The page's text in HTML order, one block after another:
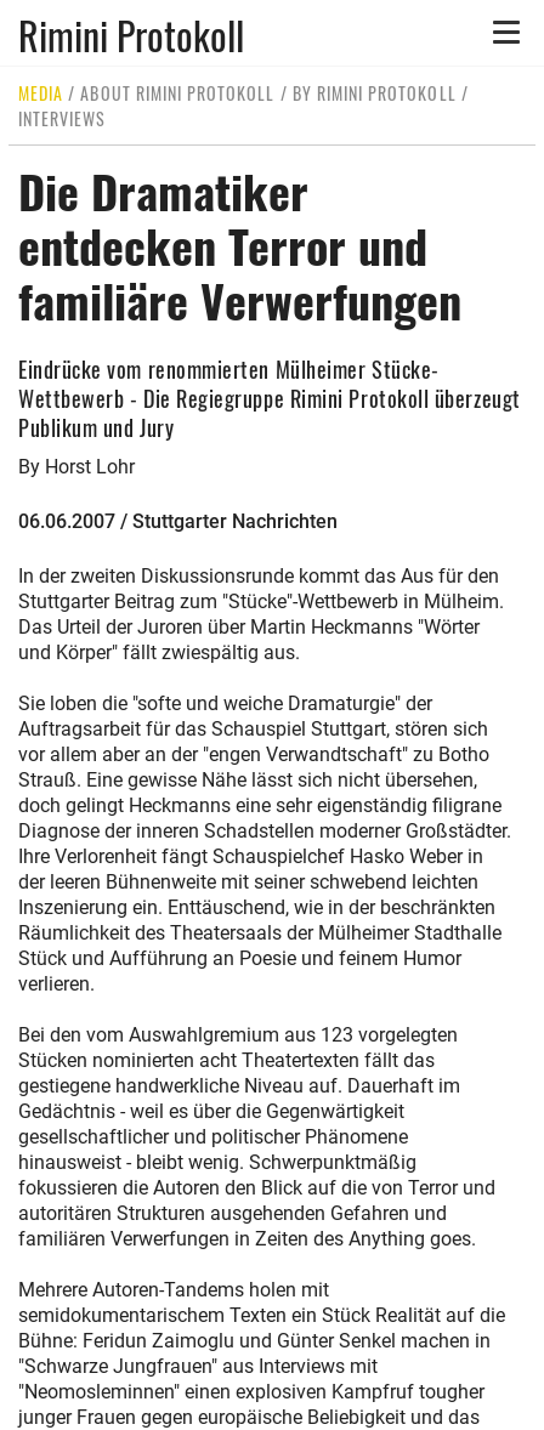
Toggle
Rimini Protokoll
MEDIA /ABOUT RIMINI PROTOKOLL / BY RIMINI PROTOKOLL /
INTERVIEWS
Die Dramatiker
entdecken Terror und
familiäre Verwerfungen
Eindrücke vom renommierten Mülheimer Stücke-
Wettbewerb - Die Regiegruppe Rimini Protokoll überzeugt
Publikum und Jury
By Horst Lohr
06.06.2007 / Stuttgarter Nachrichten
In der zweiten Diskussionsrunde kommt das Aus für den
Stuttgarter Beitrag zum "Stücke"-Wettbewerb in Mülheim.
Das Urteil der Juroren über Martin Heckmanns "Wörter
und Körper" fällt zwiespältig aus.
Sie loben die "softe und weiche Dramaturgie" der
Auftragsarbeit für das Schauspiel Stuttgart, stören sich
vor allem aber an der "engen Verwandtschaft" zu Botho
Strauß. Eine gewisse Nähe lässt sich nicht übersehen,
doch gelingt Heckmanns eine sehr eigenständig filigrane
Diagnose der inneren Schadstellen moderner Großstädter.
Ihre Verlorenheit fängt Schauspielchef Hasko Weber in
der leeren Bühnenweite mit seiner schwebend leichten
Inszenierung ein. Enttäuschend, wie in der beschränkten
Räumlichkeit des Theatersaals der Mülheimer Stadthalle
Stück und Aufführung an Poesie und feinem Humor
verlieren.
Bei den vom Auswahlgremium aus 123 vorgelegten
Stücken nominierten acht Theatertexten fällt das
gestiegene handwerkliche Niveau auf. Dauerhaft im
Gedächtnis - weil es über die Gegenwärtigkeit
gesellschaftlicher und politischer Phänomene
hinausweist - bleibt wenig. Schwerpunktmäßig
fokussieren die Autoren den Blick auf die von Terror und
autoritären Strukturen ausgehenden Gefahren und
familiären Verwerfungen in Zeiten des Anything goes.
Mehrere Autoren-Tandems holen mit
semidokumentarischem Texten ein Stück Realität auf die
Bühne: Feridun Zaimoglu und Günter Senkel machen in
"Schwarze Jungfrauen" aus Interviews mit
"Neomosleminnen" einen explosiven Kampfruf tougher
junger Frauen gegen europäische Beliebigkeit und das